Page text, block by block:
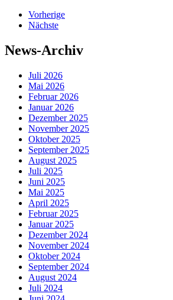
Vorherige
Nächste
News-Archiv
Juli 2026
Mai 2026
Februar 2026
Januar 2026
Dezember 2025
November 2025
Oktober 2025
September 2025
August 2025
Juli 2025
Juni 2025
Mai 2025
April 2025
Februar 2025
Januar 2025
Dezember 2024
November 2024
Oktober 2024
September 2024
August 2024
Juli 2024